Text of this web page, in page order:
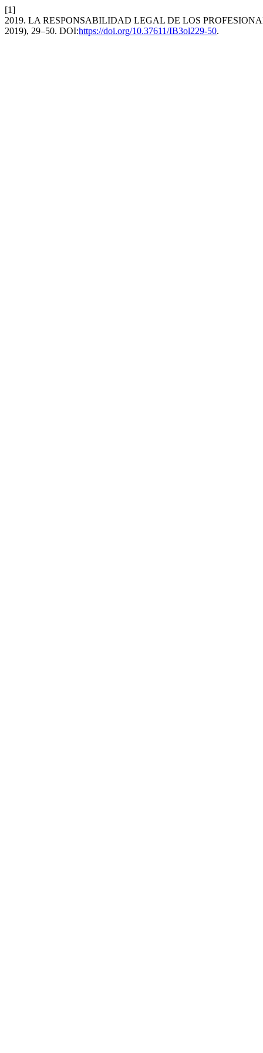
[1]
2019. LA RESPONSABILIDAD LEGAL DE LOS
2019), 29–50. DOI:https://doi.org/10.37611/IB3ol229-50.